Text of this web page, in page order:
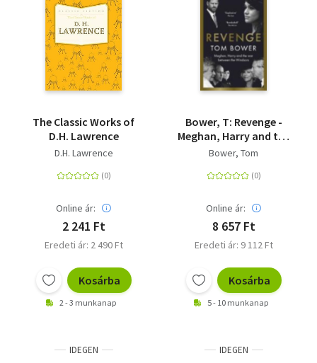
The Classic Works of
D.H. Lawrence
D.H. Lawrence
Online ár:
2 241 Ft
Eredeti ár: 2 490 Ft
Kosárba
2 - 3 munkanap
Bower, T: Revenge -
Meghan, Harry and the
war between the
Times no 1 bestseller
Bower, Tom
Online ár:
8 657 Ft
Eredeti ár: 9 112 Ft
Kosárba
5 - 10 munkanap
IDEGEN IDEGEN